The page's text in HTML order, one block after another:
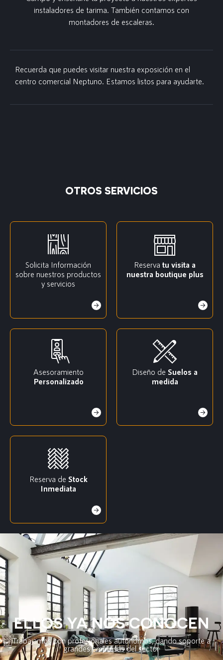
instaladores de tarima. También contamos con
montadores de escaleras.
Recuerda que puedes visitar nuestra exposición en el
centro comercial Neptuno. Estamos listos para ayudarte.
OTROS SERVICIOS
Solicita Información
sobre nuestros productos
y servicios
Reserva tu visita a
nuestra boutique plus
Asesoramiento
Personalizado
Diseño de Suelos a
medida
Reserva de Stock
Inmediata
ELLOS YA NOS CONOCEN
Trabajamos con profesionales autónomos, dando soporte a
grandes empresas del sector